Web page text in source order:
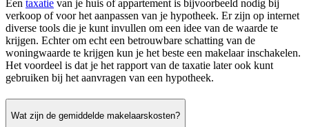
Een taxatie van je huis of appartement is bijvoorbeeld nodig bij
verkoop of voor het aanpassen van je hypotheek. Er zijn op internet
diverse tools die je kunt invullen om een idee van de waarde te
krijgen. Echter om echt een betrouwbare schatting van de
woningwaarde te krijgen kun je het beste een makelaar inschakelen.
Het voordeel is dat je het rapport van de taxatie later ook kunt
gebruiken bij het aanvragen van een hypotheek.
Wat zijn de gemiddelde makelaarskosten?